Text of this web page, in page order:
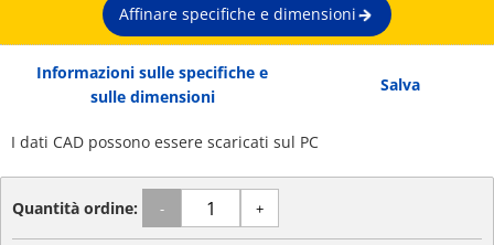
Affinare specifiche e dimensioni
Informazioni sulle specifiche e
sulle dimensioni
Salva
I dati CAD possono essere scaricati sul PC
Quantità ordine: - +